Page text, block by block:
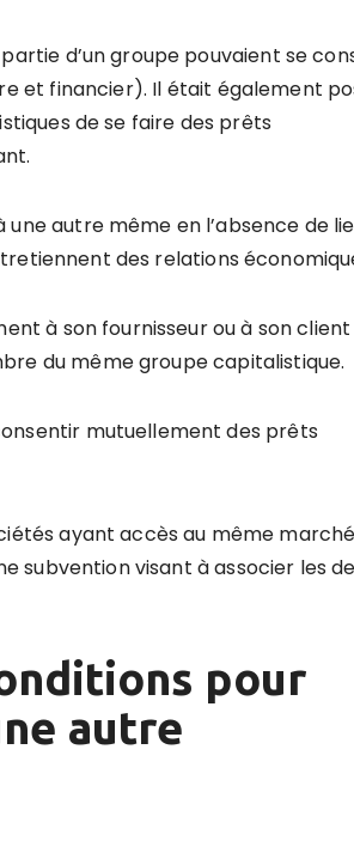
d’un groupe pouvaient se
et financier). Il était également
de se faire des prêts
autre même en l’absence de
des relations
à son fournisseur ou à son client
du même groupe capitalistique.
mutuellement des prêts
ayant accès au même
subvention visant à associer les
pour
autre